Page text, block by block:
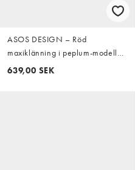
ASOS DESIGN – Röd
maxiklänning i peplum-modell
med v-ringning och indragen
639,00 SEK